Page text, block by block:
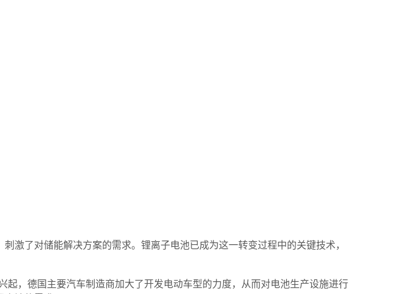
激了对储能解决方案的需求。锂离子电池已成为这一转变过程中的关键技术，
，德国主要汽车制造商加大了开发电动车型的力度，从而对电池生产设施进行